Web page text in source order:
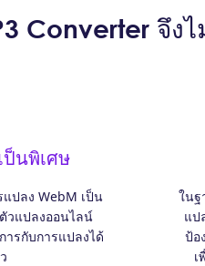
Converter จึง
ป็นพิเศษ
ปลง WebM เป็น
วแปลงออนไลน์
ารกับการแปลงได้
ในฐ
แป
ป้อ